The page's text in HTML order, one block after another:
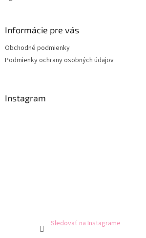
Informácie pre vás
Obchodné podmienky
Podmienky ochrany osobných údajov
Instagram
Sledovať na Instagrame